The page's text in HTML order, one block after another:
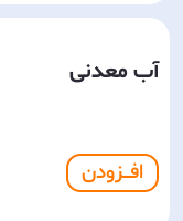
آب معدنی
افـــزودن